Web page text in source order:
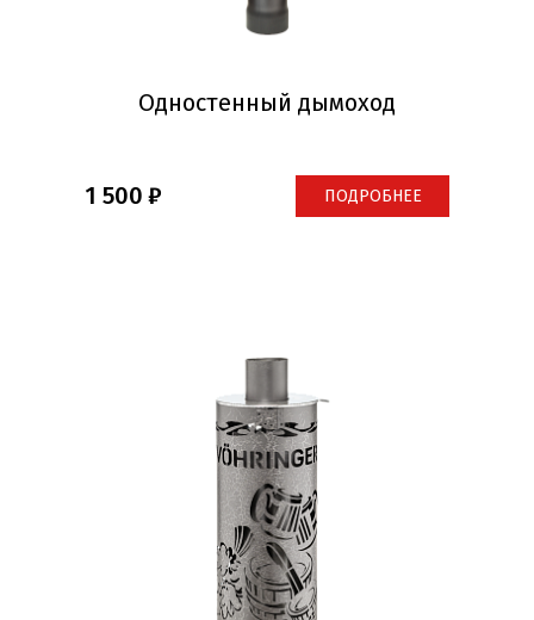
Одностенный дымоход
1 500 ПОДРОБНЕЕ